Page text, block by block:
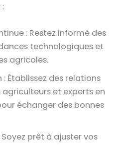
: Restez informé des
technologiques et
agricoles.
Établissez des relations
agriculteurs et experts en
échanger des bonnes
prêt à ajuster vos